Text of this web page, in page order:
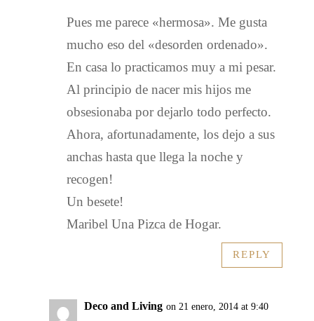
Pues me parece «hermosa». Me gusta
mucho eso del «desorden ordenado».
En casa lo practicamos muy a mi pesar.
Al principio de nacer mis hijos me
obsesionaba por dejarlo todo perfecto.
Ahora, afortunadamente, los dejo a sus
anchas hasta que llega la noche y
recogen!
Un besete!
Maribel Una Pizca de Hogar.
REPLY
Deco and Living on 21 enero, 2014 at 9:40